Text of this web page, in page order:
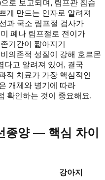
로 보고되며, 림프관 침습
게 만드는 인자로 알려져
과 국소 림프절 검사가
폐나 림프절로 전이가
기간이 짧아지기
의존적 성질이 강해 호르몬
다고 알려져 있어, 결국
적 치료가 가장 핵심적인
개체와 병기에 따라
확인하는 것이 중요해요.
종양 — 핵심 차이
강아지